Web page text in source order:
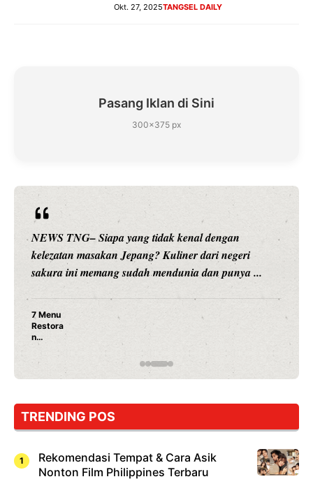
Okt. 27, 2025TANGSEL DAILY
Pasang Iklan di Sini
300×375 px
NEWS TNG– Siapa sangka, dua nama besar di dunia
hiburan, Nunung Srimulat dan Vicky Prasetyo, kini
merambah dunia kuliner dengan ...
Nunung Srimulat & Vicky Prasetyo Buka Restoran
Rahasia Mami Bikin Nagih!
TRENDING POS
Rekomendasi Tempat & Cara Asik
Nonton Film Philippines Terbaru